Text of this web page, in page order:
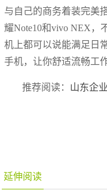
与自己的商务着装完美
耀Note10和vivo NEX，
机上都可以说能满足日
手机，让你舒适流畅工作
推荐阅读： 山东企
延伸阅读